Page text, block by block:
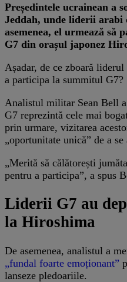
Președintele ucrainean a
Jeddah, unde liderii arabi
asemenea, el urmează
G7 din orașul japonez
Așadar, de ce zboară
a participa la summitul G7?
Analistul militar Sean Bell
G7 reprezintă cele mai
prin urmare, vizitarea
„oportunitate unică” de a
„Merită să călătorești
pentru a participa”, a spus
Liderii G7 au
la Hiroshima
De asemenea, analistul a
„fundal foarte emoționant”
lanseze pledoariile.